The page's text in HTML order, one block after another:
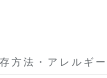
方法・アレルギ